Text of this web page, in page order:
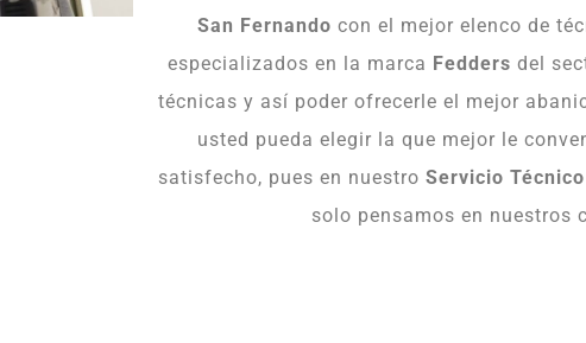
San Fernando con el mejor elenco de
especializados en la marca Fedders del
técnicas y así poder ofrecerle el mejor
usted pueda elegir la que mejor le
satisfecho, pues en nuestro Servicio
solo pensamos en nuestros